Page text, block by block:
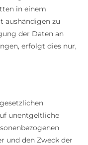
in einem
aushändigen zu
der Daten an
erfolgt dies nur,
unentgeltliche
und den Zweck der